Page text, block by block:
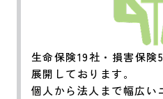
生命保険19社・損害保
展開しております。
個人から法人まで幅広い